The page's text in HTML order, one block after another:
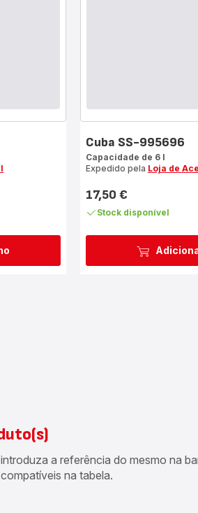
Cuba SS-995696
Capacidade de 6 l
Expedido pela Loja de
Preço
17,50 €
Stock disponível
a referência do mesmo na
na tabela.